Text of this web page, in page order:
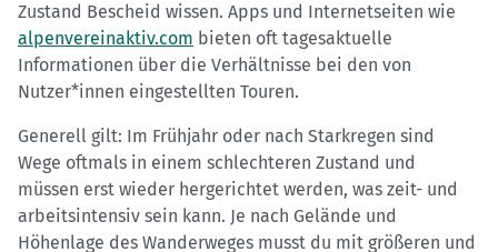
Zustand Bescheid wissen. Apps und Internetseiten wie
alpenvereinaktiv.com bieten oft tagesaktuelle
Informationen über die Verhältnisse bei den von
Nutzer*innen eingestellten Touren.
Generell gilt: Im Frühjahr oder nach Starkregen sind
Wege oftmals in einem schlechteren Zustand und
müssen erst wieder hergerichtet werden, was zeit- und
arbeitsintensiv sein kann. Je nach Gelände und
Höhenlage des Wanderweges musst du mit größeren und